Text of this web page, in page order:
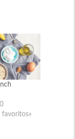
favoritos»